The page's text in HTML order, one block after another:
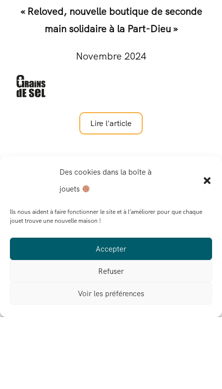
Des cookies dans la boîte à
jouets
lls nous aident à faire fonctionner le site et à l’améliorer pour que chaque
jouet trouve une nouvelle maison !
Accepter
Refuser
Voir les préférences
« Reloved, nouvelle boutique de seconde
main solidaire à la Part-Dieu »
Novembre 2024
Lire l'article